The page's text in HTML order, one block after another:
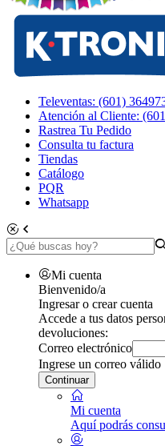
Televentas: (601)
Atención al Cliente:
Rastrea Tu Pedido
Consulta tu factura
Tiendas
Catálogo
PQR
Whatsapp
Mi cuenta
Bienvenido/a
Ingresar o crear cuenta
Accede a tus datos
devoluciones:
Correo electrónico
Ingrese un correo válido
Continuar
Mi cuenta
Aquí podrás